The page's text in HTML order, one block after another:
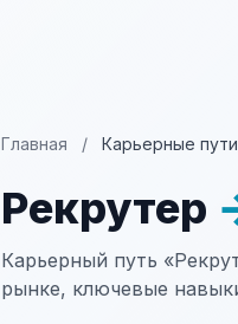
Главная / Карьерные пути
Рекрутер
Карьерный путь
рынке, ключевые